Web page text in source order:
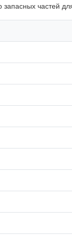
частей